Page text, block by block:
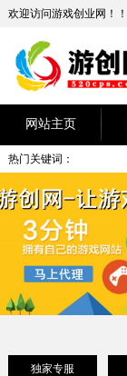
欢迎访问游戏创业网！！
网站主页
热门关键词：
独家专服